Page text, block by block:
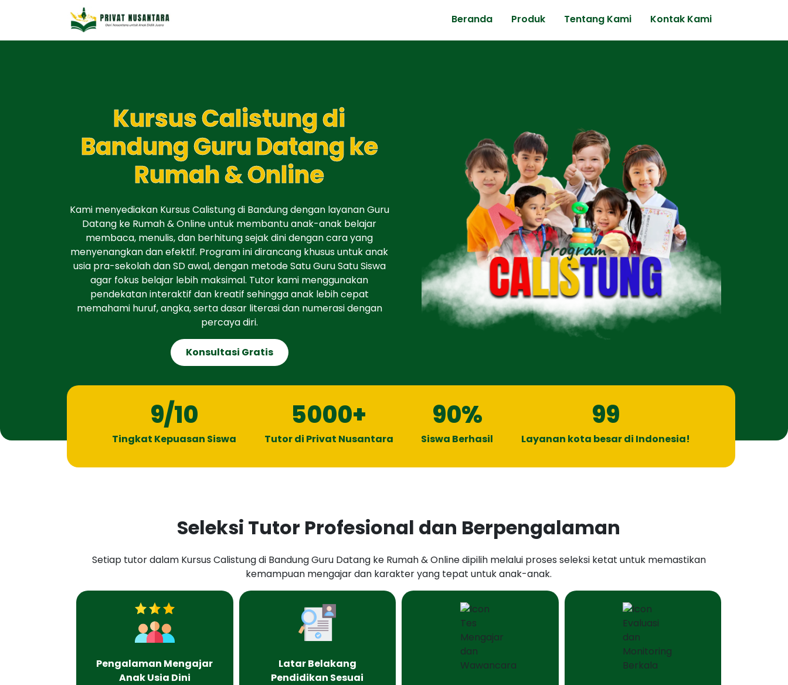
Beranda Produk Tentang Kami Kontak Kami
Kursus Calistung di
Bandung Guru Datang ke
Rumah & Online
Kami menyediakan Kursus Calistung di Bandung dengan layanan Guru
Datang ke Rumah & Online untuk membantu anak-anak belajar
membaca, menulis, dan berhitung sejak dini dengan cara yang
menyenangkan dan efektif. Program ini dirancang khusus untuk anak
usia pra-sekolah dan SD awal, dengan metode Satu Guru Satu Siswa
agar fokus belajar lebih maksimal. Tutor kami menggunakan
pendekatan interaktif dan kreatif sehingga anak lebih cepat
memahami huruf, angka, serta dasar literasi dan numerasi dengan
percaya diri.
Konsultasi Gratis
9/10
Tingkat Kepuasan Siswa
5000+
Tutor di Privat Nusantara
90%
Siswa Berhasil
99
Layanan kota besar di Indonesia!
Seleksi Tutor Profesional dan Berpengalaman
Setiap tutor dalam Kursus Calistung di Bandung Guru Datang ke Rumah & Online dipilih melalui proses seleksi ketat untuk memastikan
kemampuan mengajar dan karakter yang tepat untuk anak-anak.
Pengalaman Mengajar
Anak Usia Dini
Latar Belakang
Pendidikan Sesuai